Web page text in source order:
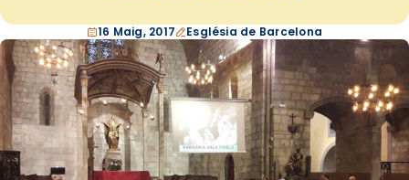
16 Maig, 2017 Església de Barcelona